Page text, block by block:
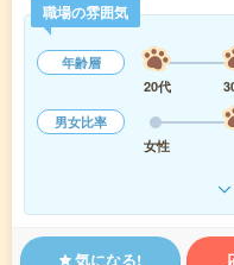
職場の雰囲気
年齢層
20代
男女比率
女性
気になる!